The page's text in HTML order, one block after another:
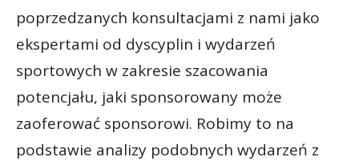
poprzedzanych konsultacjami z nami jako
ekspertami od dyscyplin i wydarzeń
sportowych w zakresie szacowania
potencjału, jaki sponsorowany może
zaoferować sponsorowi. Robimy to na
podstawie analizy podobnych wydarzeń z